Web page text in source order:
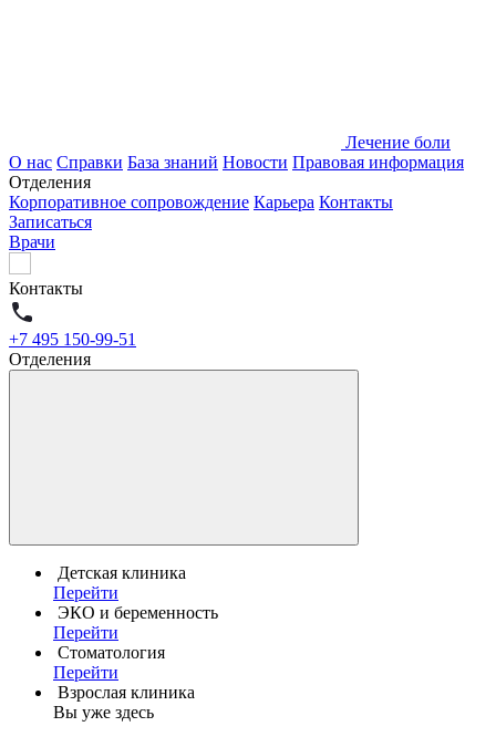
Лечение боли
О нас Справки База знаний Новости Правовая информация
Отделения
Корпоративное сопровождение Карьера Контакты
Записаться
Врачи
Контакты
+7 495 150-99-51
Отделения
Детская клиника
Перейти
ЭКО и беременность
Перейти
Стоматология
Перейти
Взрослая клиника
Вы уже здесь